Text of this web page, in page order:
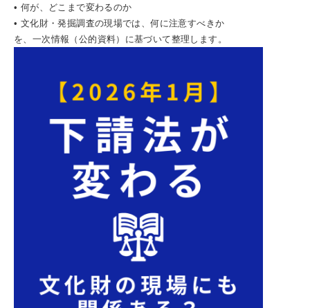
• 何が、どこまで変わるのか
• 文化財・発掘調査の現場では、何に注意すべきか
を、一次情報（公的資料）に基づいて整理します。